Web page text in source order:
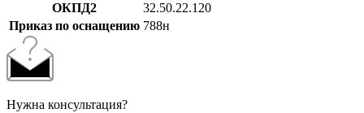
ОКПД2
32.50.22.120
Приказ по оснащению 788н
Нужна консультация?